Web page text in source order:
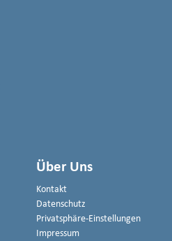
Über Uns
Kontakt
Datenschutz
Privatsphäre-Einstellungen
Impressum